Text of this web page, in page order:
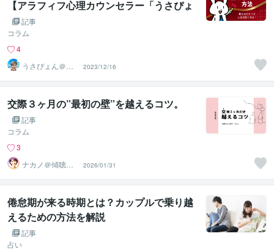
【アラフィフ心理カウンセラー「うさぴょ
ん」のココナラ電話相談】
記事
コラム
4
うさぴょん＠癒
し系アラフィフ
心寄り添い人
2023/12/16
交際３ヶ月の”最初の壁”を越えるコツ。
記事
コラム
3
ナカノ＠傾聴と
的確さで出口に
導く脳のプロ
2026/01/31
倦怠期が来る時期とは？カップルで乗り越
えるための方法を解説
記事
占い